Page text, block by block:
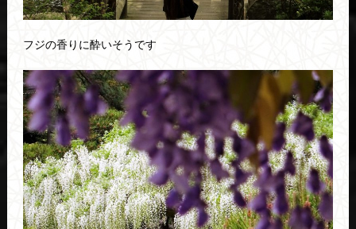
フジの香りに酔いそうです